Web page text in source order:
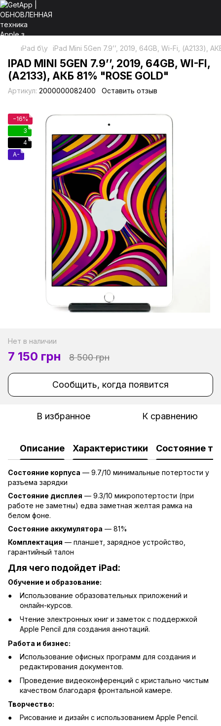
iPad б\у iPad Mini 5Gen 7.9’’, 2019, 64GB, Wi-Fi, (А2133),
IPAD MINI 5GEN 7.9’’, 2019, 64GB, WI-FI,
(А2133), АКБ 81% "ROSE GOLD"
Артикул: 2000000082400 Оставить отзыв
−16%
3
4
A-
Нет в наличии
7 150 грн 8 500 грн
Сообщить, когда появится
В избранное К сравнению
Описание Характеристики Состояние
Состояние корпуса — 9.7/10 минимальные потертости у
разъема зарядки
Состояние дисплея — 9.3/10 микропотертости (при
работе не заметны) едва заметная желтая рамка на
белом фоне.
Состояние аккумулятора — 81%
Комплектация — планшет, зарядное устройство,
гарантийный талон
Для чего подойдет iPad:
Обучение и образование:
Использование образовательных приложений и
онлайн-курсов.
Чтение электронных книг и заметок с поддержкой
Apple Pencil для создания аннотаций.
Работа и бизнес:
Использование офисных программ для создания и
редактирования документов.
Проведение видеоконференций с кристально чистым
качеством благодаря фронтальной камере.
Творчество:
Рисование и дизайн с использованием Apple Pencil.